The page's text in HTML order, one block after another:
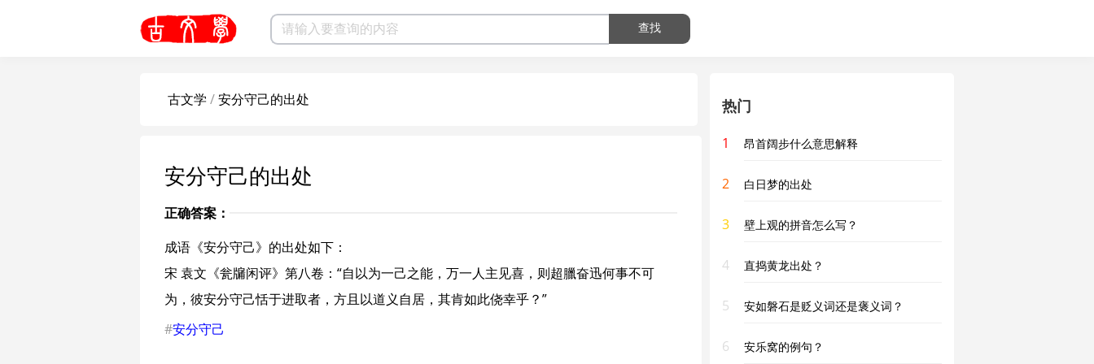
查找
古文学 /安分守己的出处
安分守己的出处
正确答案：
成语《安分守己》的出处如下：
宋 袁文《瓮牖闲评》第八卷：“自以为一己之能，万一人主见喜，则超臘奋迅何事不可
为，彼安分守己恬于进取者，方且以道义自居，其肯如此侥幸乎？”
#安分守己
热门
1 昂首阔步什么意思解释
2 白日梦的出处
3 壁上观的拼音怎么写？
4 直捣黄龙出处？
5 安如磐石是贬义词还是褒义词？
6 安乐窝的例句？